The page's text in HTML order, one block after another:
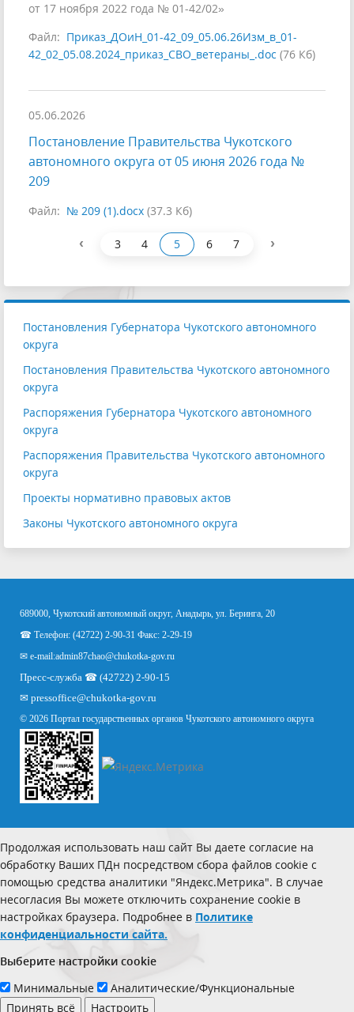
от 17 ноября 2022 года № 01-42/02»
Файл: Приказ_ДОиН_01-42_09_05.06.26Изм_в_01-
42_02_05.08.2024_приказ_СВО_ветераны_.doc (76 Кб)
05.06.2026
Постановление Правительства Чукотского
автономного округа от 05 июня 2026 года №
209
Файл: № 209 (1).docx (37.3 Кб)
‹ 3 4 5 6 7 ›
Постановления Губернатора Чукотского автономного
округа
Постановления Правительства Чукотского автономного
округа
Распоряжения Губернатора Чукотского автономного
округа
Распоряжения Правительства Чукотского автономного
округа
Проекты нормативно правовых актов
Законы Чукотского автономного округа
689000, Чукотский автономный округ, Анадырь, ул. Беринга, 20
☎ Телефон: (42722) 2-90-31 Факс: 2-29-19
✉ e-mail:admin87chao@chukotka-gov.ru
Пресс-служба ☎ (42722) 2-90-15
✉ pressoffice@chukotka-gov.ru
© 2026 Портал государственных органов Чукотского автономного округа
Продолжая использовать наш сайт Вы даете согласие на
обработку Ваших ПДн посредством сбора файлов cookie с
помощью средства аналитики "Яндекс.Метрика". В случае
несогласия Вы можете отключить сохранение cookie в
настройках браузера. Подробнее в Политике
конфиденциальности сайта.
Выберите настройки cookie
Минимальные
Аналитические/Функциональные
Принять всё
Настроить